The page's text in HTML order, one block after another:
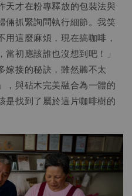
天才在粉專釋放的包裝法與
倆抓緊詢問執行細節。我笑
這麼麻煩，現在搞咖啡，
初應該誰也沒想到吧！」
嫁接的秘訣，雖然聽不太
，與砧木完美融合為一體的
是找到了屬於這片咖啡樹的